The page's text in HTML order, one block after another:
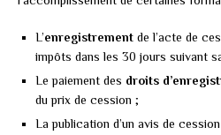
L’enregistrement de l’acte de
impôts dans les 30 jours suivant
Le paiement des droits
du prix de cession ;
La publication d’un avis de